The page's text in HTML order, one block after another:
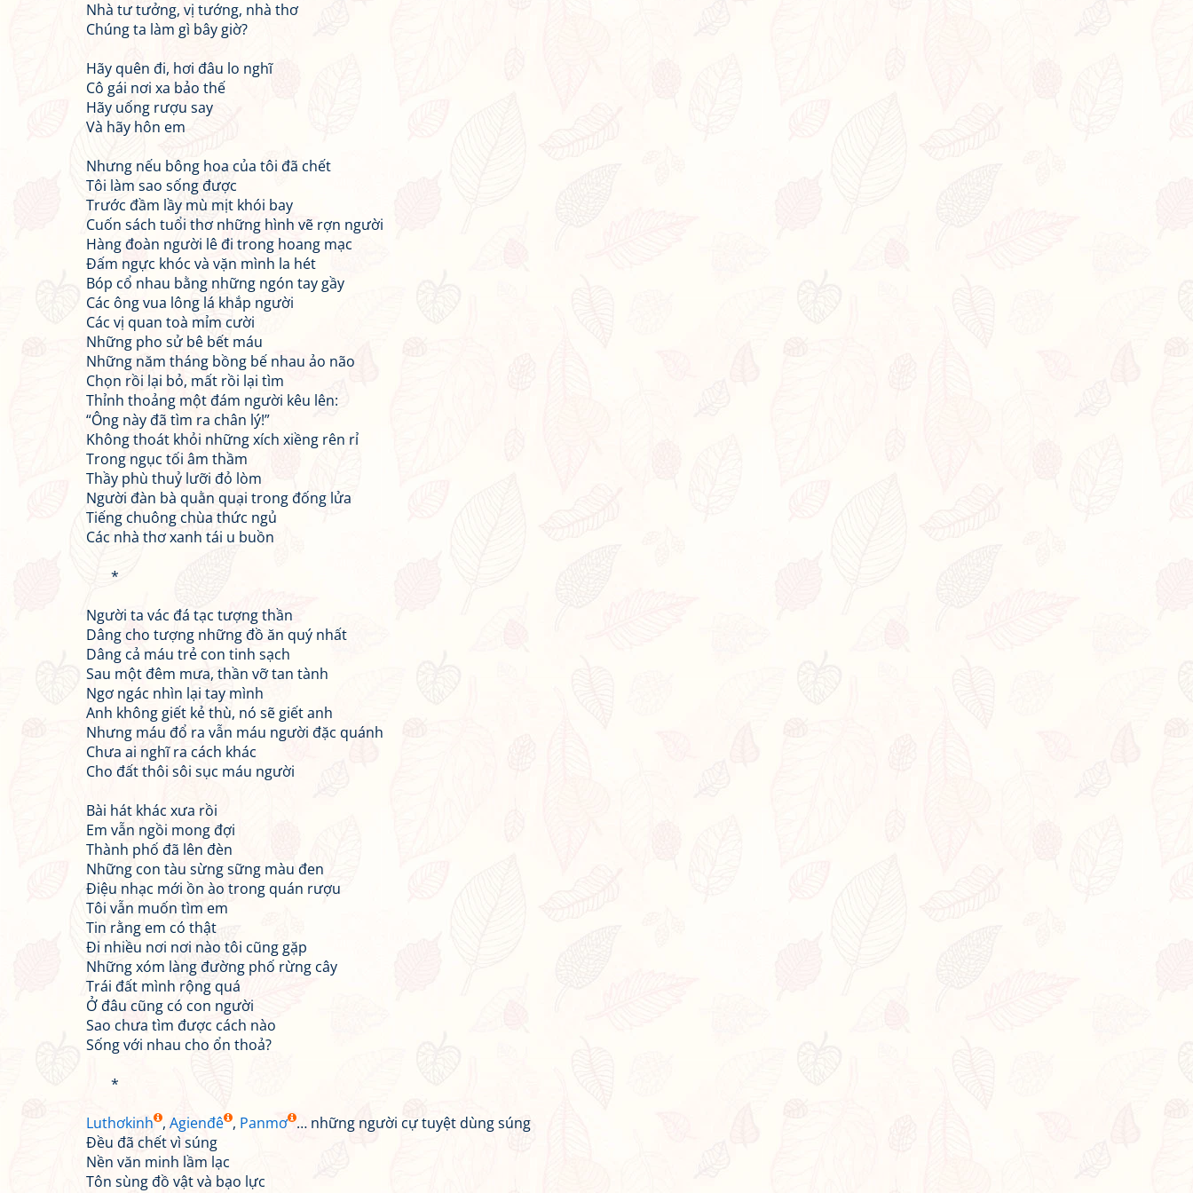
Nhà tư tưởng, vị tướng, nhà thơ
Chúng ta làm gì bây giờ?
Hãy quên đi, hơi đâu lo nghĩ
Cô gái nơi xa bảo thế
Hãy uống rượu say
Và hãy hôn em
Nhưng nếu bông hoa của tôi đã chết
Tôi làm sao sống được
Trước đầm lầy mù mịt khói bay
Cuốn sách tuổi thơ những hình vẽ rợn người
Hàng đoàn người lê đi trong hoang mạc
Đấm ngực khóc và vặn mình la hét
Bóp cổ nhau bằng những ngón tay gầy
Các ông vua lông lá khắp người
Các vị quan toà mỉm cười
Những pho sử bê bết máu
Những năm tháng bồng bế nhau ảo não
Chọn rồi lại bỏ, mất rồi lại tìm
Thỉnh thoảng một đám người kêu lên:
“Ông này đã tìm ra chân lý!”
Không thoát khỏi những xích xiềng rên rỉ
Trong ngục tối âm thầm
Thầy phù thuỷ lưỡi đỏ lòm
Người đàn bà quằn quại trong đống lửa
Tiếng chuông chùa thức ngủ
Các nhà thơ xanh tái u buồn
*
Người ta vác đá tạc tượng thần
Dâng cho tượng những đồ ăn quý nhất
Dâng cả máu trẻ con tinh sạch
Sau một đêm mưa, thần vỡ tan tành
Ngơ ngác nhìn lại tay mình
Anh không giết kẻ thù, nó sẽ giết anh
Nhưng máu đổ ra vẫn máu người đặc quánh
Chưa ai nghĩ ra cách khác
Cho đất thôi sôi sục máu người
Bài hát khác xưa rồi
Em vẫn ngồi mong đợi
Thành phố đã lên đèn
Những con tàu sừng sững màu đen
Điệu nhạc mới ồn ào trong quán rượu
Tôi vẫn muốn tìm em
Tin rằng em có thật
Đi nhiều nơi nơi nào tôi cũng gặp
Những xóm làng đường phố rừng cây
Trái đất mình rộng quá
Ở đâu cũng có con người
Sao chưa tìm được cách nào
Sống với nhau cho ổn thoả?
*
Luthơkinh , Agienđê , Panmơ … những người cự tuyệt dùng súng
Đều đã chết vì súng
Nền văn minh lầm lạc
Tôn sùng đồ vật và bạo lực